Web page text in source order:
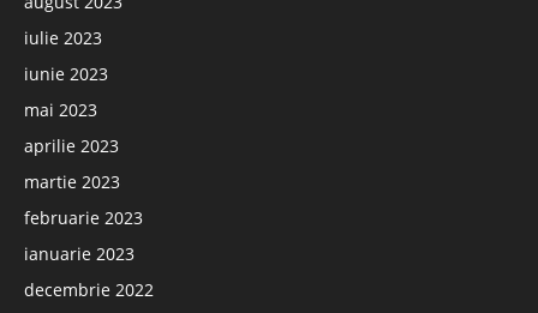
iulie 2023
iunie 2023
mai 2023
aprilie 2023
martie 2023
februarie 2023
ianuarie 2023
decembrie 2022